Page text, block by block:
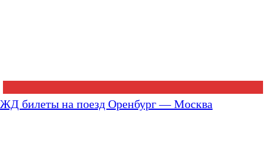
ЖД билеты на поезд Оренбург — Москва